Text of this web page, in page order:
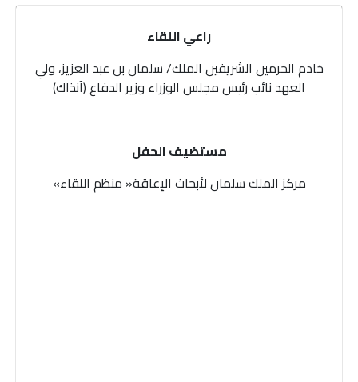
راعي اللقاء
خادم الحرمين الشريفين الملك/ سلمان بن عبد العزيز، ولي
العهد نائب رئيس مجلس الوزراء وزير الدفاع (آنذاك)
مستضيف الحفل
مركز‭ ‬الملك‭ ‬سلمان‭ ‬لأبحاث‭ ‬الإعاقة‭ ‬‮«‬منظم‭ ‬اللقاء‮»‬